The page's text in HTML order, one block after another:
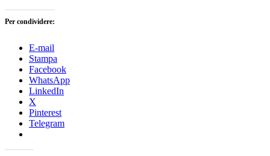
Per condividere:
E-mail
Stampa
Facebook
WhatsApp
LinkedIn
X
Pinterest
Telegram